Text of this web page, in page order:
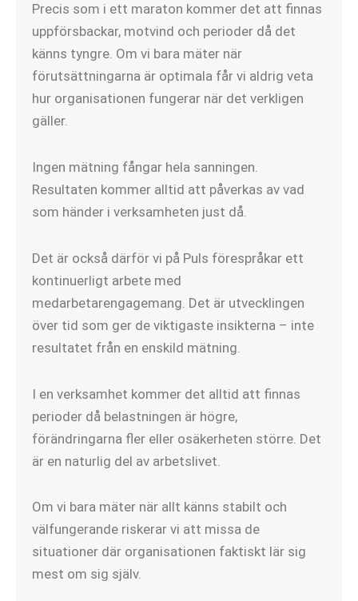
Precis som i ett maraton kommer det att finnas
uppförsbackar, motvind och perioder då det
känns tyngre. Om vi bara mäter när
förutsättningarna är optimala får vi aldrig veta
hur organisationen fungerar när det verkligen
gäller.
Ingen mätning fångar hela sanningen.
Resultaten kommer alltid att påverkas av vad
som händer i verksamheten just då.
Det är också därför vi på Puls förespråkar ett
kontinuerligt arbete med
medarbetarengagemang. Det är utvecklingen
över tid som ger de viktigaste insikterna – inte
resultatet från en enskild mätning.
I en verksamhet kommer det alltid att finnas
perioder då belastningen är högre,
förändringarna fler eller osäkerheten större. Det
är en naturlig del av arbetslivet.
Om vi bara mäter när allt känns stabilt och
välfungerande riskerar vi att missa de
situationer där organisationen faktiskt lär sig
mest om sig själv.